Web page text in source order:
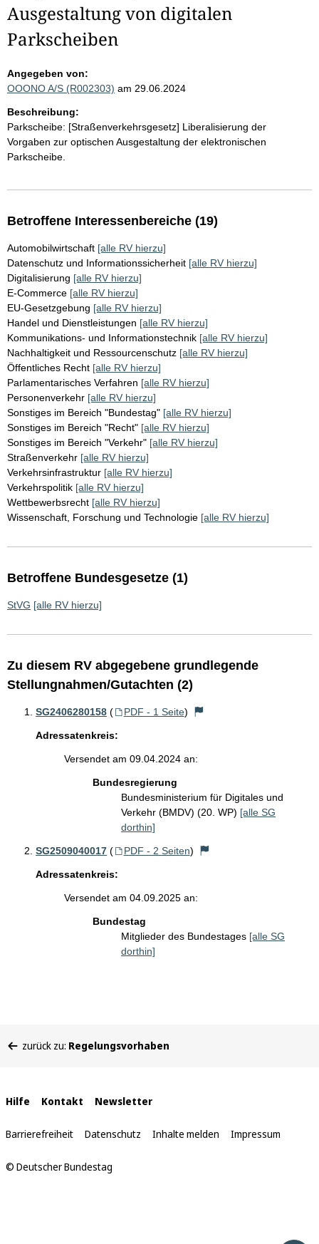
Ausgestaltung von digitalen
Parkscheiben
Angegeben von:
OOONO A/S (R002303) am 29.06.2024
Beschreibung:
Parkscheibe: [Straßenverkehrsgesetz] Liberalisierung der
Vorgaben zur optischen Ausgestaltung der elektronischen
Parkscheibe.
Betroffene Interessenbereiche (19)
Automobilwirtschaft [alle RV hierzu]
Datenschutz und Informationssicherheit [alle RV hierzu]
Digitalisierung [alle RV hierzu]
E-Commerce [alle RV hierzu]
EU-Gesetzgebung [alle RV hierzu]
Handel und Dienstleistungen [alle RV hierzu]
Kommunikations- und Informationstechnik [alle RV hierzu]
Nachhaltigkeit und Ressourcenschutz [alle RV hierzu]
Öffentliches Recht [alle RV hierzu]
Parlamentarisches Verfahren [alle RV hierzu]
Personenverkehr [alle RV hierzu]
Sonstiges im Bereich "Bundestag" [alle RV hierzu]
Sonstiges im Bereich "Recht" [alle RV hierzu]
Sonstiges im Bereich "Verkehr" [alle RV hierzu]
Straßenverkehr [alle RV hierzu]
Verkehrsinfrastruktur [alle RV hierzu]
Verkehrspolitik [alle RV hierzu]
Wettbewerbsrecht [alle RV hierzu]
Wissenschaft, Forschung und Technologie [alle RV hierzu]
Betroffene Bundesgesetze (1)
StVG [alle RV hierzu]
Zu diesem RV abgegebene grundlegende
Stellungnahmen/Gutachten (2)
SG2406280158 ( PDF - 1 Seite)
Adressatenkreis:
Versendet am 09.04.2024 an:
Bundesregierung
Bundesministerium für Digitales und
Verkehr (BMDV) (20. WP) [alle SG
dorthin]
SG2509040017 ( PDF - 2 Seiten)
Adressatenkreis:
Versendet am 04.09.2025 an:
Bundestag
Mitglieder des Bundestages [alle SG
dorthin]
befinden
zurück zu: Regelungsvorhaben
Interne
Links
Hilfe Kontakt Newsletter
Barrierefreiheit Datenschutz Inhalte melden Impressum
© Deutscher Bundestag